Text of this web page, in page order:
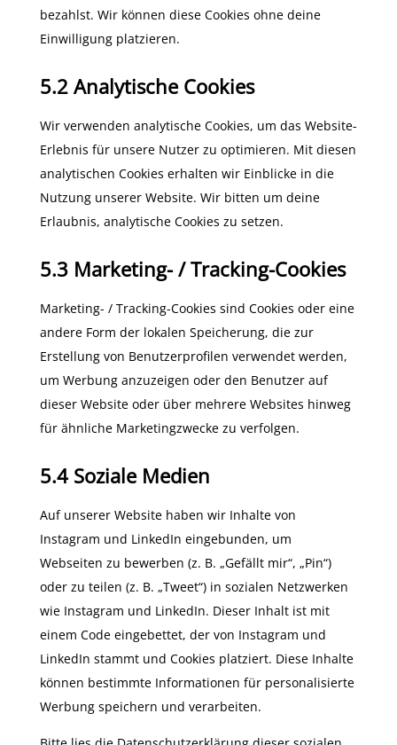
bezahlst. Wir können diese Cookies ohne deine
Einwilligung platzieren.
5.2 Analytische Cookies
Wir verwenden analytische Cookies, um das Website-
Erlebnis für unsere Nutzer zu optimieren. Mit diesen
analytischen Cookies erhalten wir Einblicke in die
Nutzung unserer Website. Wir bitten um deine
Erlaubnis, analytische Cookies zu setzen.
5.3 Marketing- / Tracking-Cookies
Marketing- / Tracking-Cookies sind Cookies oder eine
andere Form der lokalen Speicherung, die zur
Erstellung von Benutzerprofilen verwendet werden,
um Werbung anzuzeigen oder den Benutzer auf
dieser Website oder über mehrere Websites hinweg
für ähnliche Marketingzwecke zu verfolgen.
5.4 Soziale Medien
Auf unserer Website haben wir Inhalte von
Instagram und LinkedIn eingebunden, um
Webseiten zu bewerben (z. B. „Gefällt mir“, „Pin“)
oder zu teilen (z. B. „Tweet“) in sozialen Netzwerken
wie Instagram und LinkedIn. Dieser Inhalt ist mit
einem Code eingebettet, der von Instagram und
LinkedIn stammt und Cookies platziert. Diese Inhalte
können bestimmte Informationen für personalisierte
Werbung speichern und verarbeiten.